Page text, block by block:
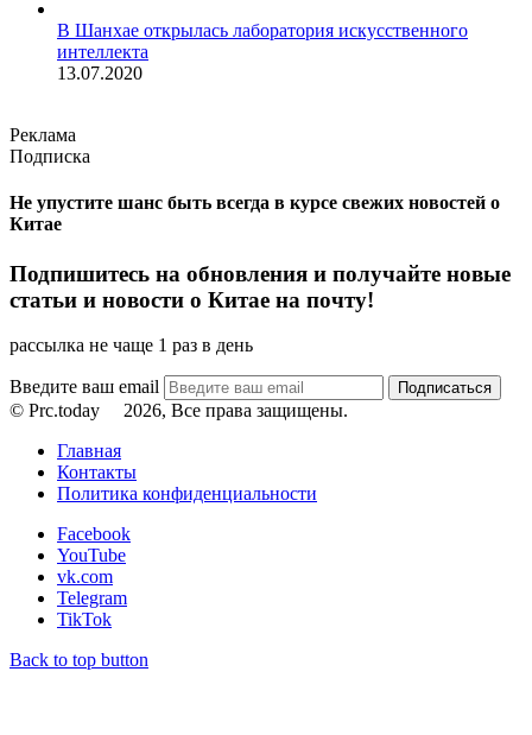
В Шанхае открылась лаборатория искусственного
интеллекта
13.07.2020
Реклама
Подписка
Не упустите шанс быть всегда в курсе свежих новостей о
Китае
Подпишитесь на обновления и получайте новые
статьи и новости о Китае на почту!
рассылка не чаще 1 раз в день
Введите ваш email
© Prc.today
2026, Все права защищены.
Главная
Контакты
Политика конфиденциальности
Facebook
YouTube
vk.com
Telegram
TikTok
Back to top button